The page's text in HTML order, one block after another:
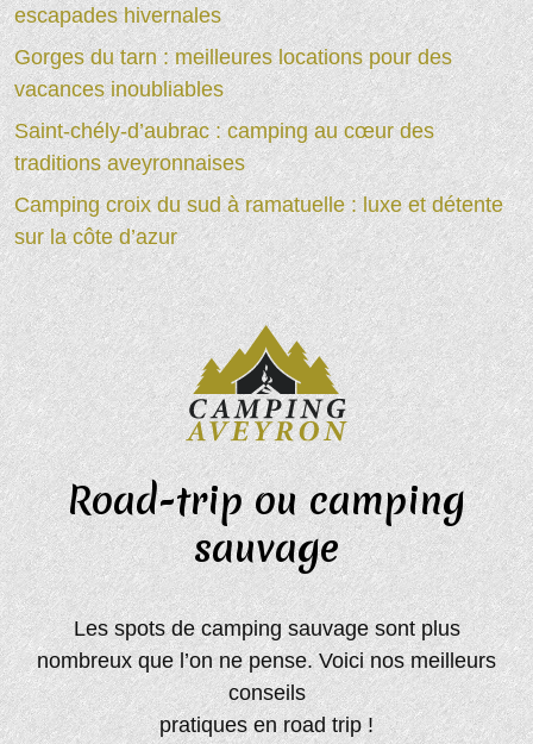
escapades hivernales
Gorges du tarn : meilleures locations pour des
vacances inoubliables
Saint-chély-d’aubrac : camping au cœur des
traditions aveyronnaises
Camping croix du sud à ramatuelle : luxe et détente
sur la côte d’azur
Road-trip ou camping
sauvage
Les spots de camping sauvage sont plus
nombreux que l’on ne pense. Voici nos meilleurs
conseils
pratiques en road trip !